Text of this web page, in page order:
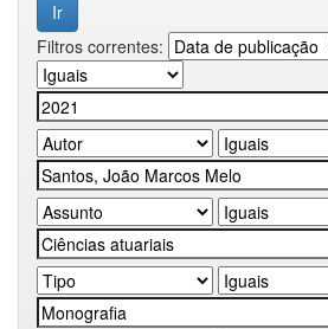
Filtros correntes: